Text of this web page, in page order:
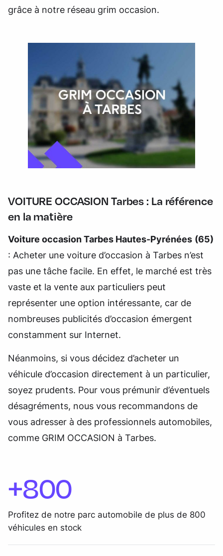
grâce à notre réseau grim occasion.
VOITURE OCCASION Tarbes : La référence
en la matière
Voiture occasion Tarbes Hautes-Pyrénées (65)
: Acheter une voiture d’occasion à Tarbes n’est
pas une tâche facile. En effet, le marché est très
vaste et la vente aux particuliers peut
représenter une option intéressante, car de
nombreuses publicités d’occasion émergent
constamment sur Internet.
Néanmoins, si vous décidez d’acheter un
véhicule d’occasion directement à un particulier,
soyez prudents. Pour vous prémunir d’éventuels
désagréments, nous vous recommandons de
vous adresser à des professionnels automobiles,
comme GRIM OCCASION à Tarbes.
+800
Profitez de notre parc automobile de plus de 800
véhicules en stock